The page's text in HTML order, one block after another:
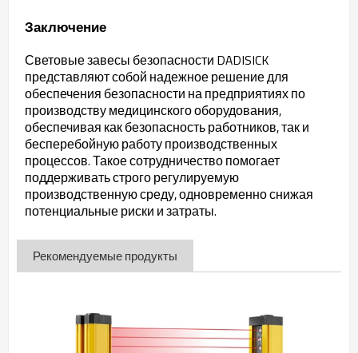
Заключение
Световые завесы безопасности DADISICK
представляют собой надежное решение для
обеспечения безопасности на предприятиях по
производству медицинского оборудования,
обеспечивая как безопасность работников, так и
бесперебойную работу производственных
процессов. Такое сотрудничество помогает
поддерживать строго регулируемую
производственную среду, одновременно снижая
потенциальные риски и затраты.
Рекомендуемые продукты